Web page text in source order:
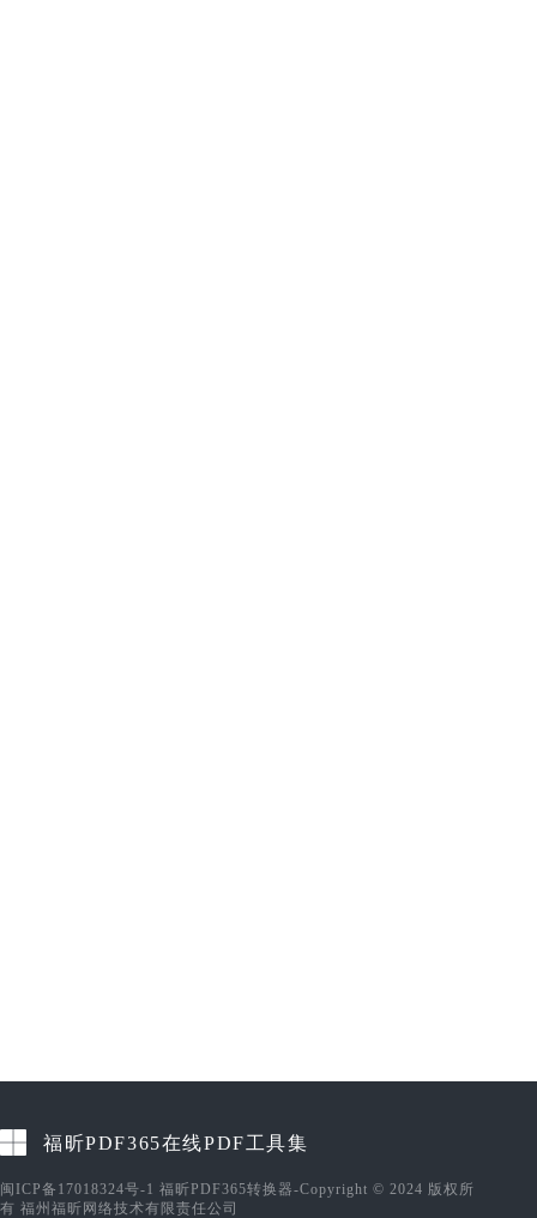
福昕PDF365在线PDF工具集
闽ICP备17018324号-1 福昕PDF365转换器-Copyright © 2024 版权所
有 福州福昕网络技术有限责任公司